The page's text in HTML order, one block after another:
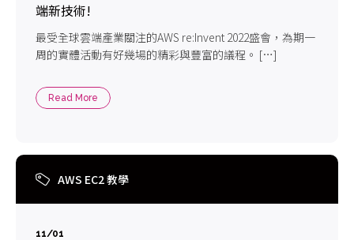
端新技術!
最受全球雲端產業關注的AWS re:Invent 2022盛會，為期一
周的實體活動有好幾場的精彩與豐富的議程。 […]
Read More
AWS EC2 教學
11/01